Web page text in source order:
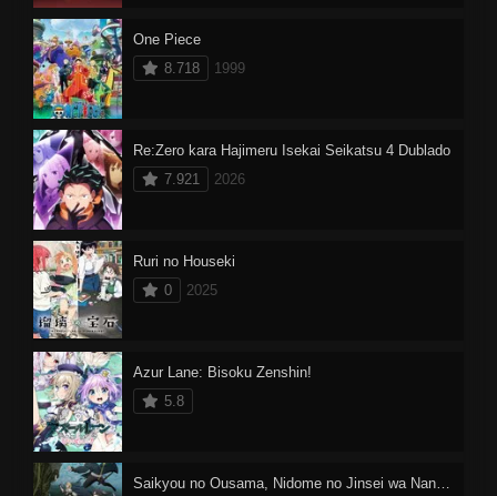
One Piece
8.718
1999
Re:Zero kara Hajimeru Isekai Seikatsu 4 Dublado
7.921
2026
Ruri no Houseki
0
2025
Azur Lane: Bisoku Zenshin!
5.8